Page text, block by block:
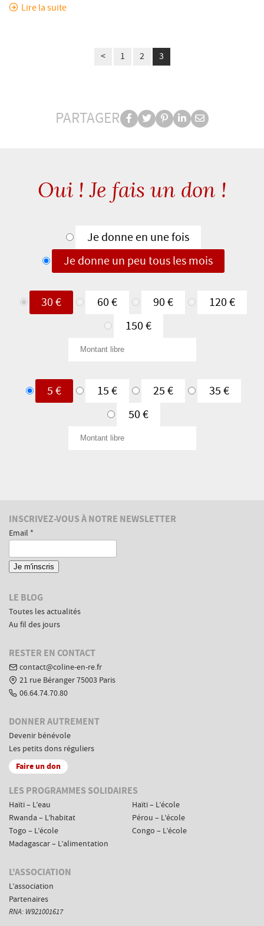
Lire la suite
< 1 2 3
PARTAGER
PARTAGER
Partager
sur
Partager
sur
Partager
sur
Partager
sur
Partager
Oui ! Je fais un don !
Je donne en une fois
Je donne un peu tous les mois
donne
30 € 60 € 90 €
120 €
150 €
donne
5 € 15 € 25 €
35 €
50 €
Informations
complémentaires
INSCRIVEZ-VOUS À NOTRE NEWSLETTER
Email *
LE BLOG
Toutes les actualités
Au fil des jours
RESTER EN CONTACT
contact@coline-en-re.fr
21 rue Béranger 75003 Paris
06.64.74.70.80
DONNER AUTREMENT
Devenir bénévole
Les petits dons réguliers
Faire un don
Menus
de
navigation
complémentaires
LES PROGRAMMES SOLIDAIRES
Haïti – L’eau
Haïti – L’école
Rwanda – L’habitat
Pérou – L’école
Togo – L’école
Congo – L’école
Madagascar – L’alimentation
L'ASSOCIATION
L’association
Partenaires
RNA: W921001617